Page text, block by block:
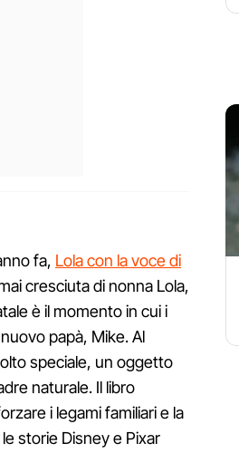
fa, Lola con la voce di
cresciuta di nonna Lola,
è il momento in cui i
papà, Mike. Al
speciale, un oggetto
naturale. Il libro
i legami familiari e la
storie Disney e Pixar